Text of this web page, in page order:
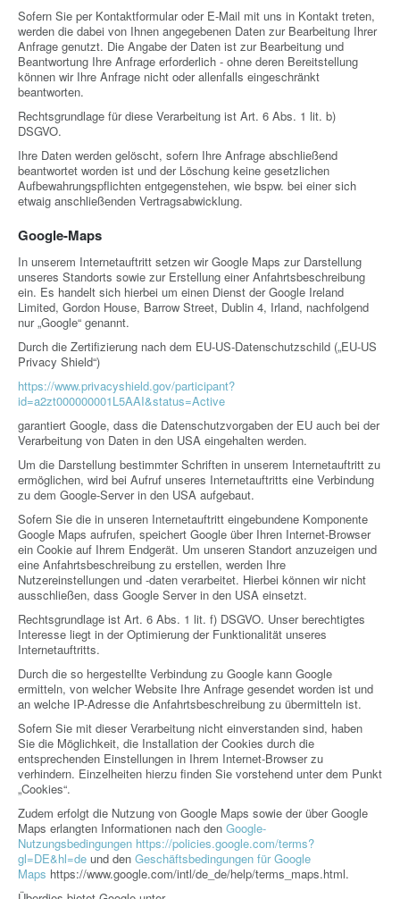
Sofern Sie per Kontaktformular oder E-Mail mit uns in Kontakt treten,
werden die dabei von Ihnen angegebenen Daten zur Bearbeitung Ihrer
Anfrage genutzt. Die Angabe der Daten ist zur Bearbeitung und
Beantwortung Ihre Anfrage erforderlich - ohne deren Bereitstellung
können wir Ihre Anfrage nicht oder allenfalls eingeschränkt
beantworten.
Rechtsgrundlage für diese Verarbeitung ist Art. 6 Abs. 1 lit. b)
DSGVO.
Ihre Daten werden gelöscht, sofern Ihre Anfrage abschließend
beantwortet worden ist und der Löschung keine gesetzlichen
Aufbewahrungspflichten entgegenstehen, wie bspw. bei einer sich
etwaig anschließenden Vertragsabwicklung.
Google-Maps
In unserem Internetauftritt setzen wir Google Maps zur Darstellung
unseres Standorts sowie zur Erstellung einer Anfahrtsbeschreibung
ein. Es handelt sich hierbei um einen Dienst der Google Ireland
Limited, Gordon House, Barrow Street, Dublin 4, Irland, nachfolgend
nur „Google“ genannt.
Durch die Zertifizierung nach dem EU-US-Datenschutzschild („EU-US
Privacy Shield“)
https://www.privacyshield.gov/participant?
id=a2zt000000001L5AAI&status=Active
garantiert Google, dass die Datenschutzvorgaben der EU auch bei der
Verarbeitung von Daten in den USA eingehalten werden.
Um die Darstellung bestimmter Schriften in unserem Internetauftritt zu
ermöglichen, wird bei Aufruf unseres Internetauftritts eine Verbindung
zu dem Google-Server in den USA aufgebaut.
Sofern Sie die in unseren Internetauftritt eingebundene Komponente
Google Maps aufrufen, speichert Google über Ihren Internet-Browser
ein Cookie auf Ihrem Endgerät. Um unseren Standort anzuzeigen und
eine Anfahrtsbeschreibung zu erstellen, werden Ihre
Nutzereinstellungen und -daten verarbeitet. Hierbei können wir nicht
ausschließen, dass Google Server in den USA einsetzt.
Rechtsgrundlage ist Art. 6 Abs. 1 lit. f) DSGVO. Unser berechtigtes
Interesse liegt in der Optimierung der Funktionalität unseres
Internetauftritts.
Durch die so hergestellte Verbindung zu Google kann Google
ermitteln, von welcher Website Ihre Anfrage gesendet worden ist und
an welche IP-Adresse die Anfahrtsbeschreibung zu übermitteln ist.
Sofern Sie mit dieser Verarbeitung nicht einverstanden sind, haben
Sie die Möglichkeit, die Installation der Cookies durch die
entsprechenden Einstellungen in Ihrem Internet-Browser zu
verhindern. Einzelheiten hierzu finden Sie vorstehend unter dem Punkt
„Cookies“.
Zudem erfolgt die Nutzung von Google Maps sowie der über Google
Maps erlangten Informationen nach den Google-
Nutzungsbedingungen https://policies.google.com/terms?
gl=DE&hl=de und den Geschäftsbedingungen für Google
Maps https://www.google.com/intl/de_de/help/terms_maps.html.